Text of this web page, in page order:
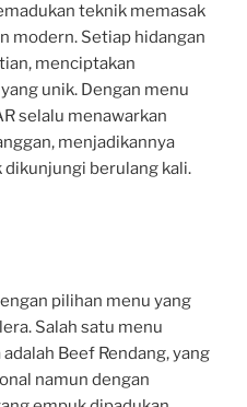
teknik memasak
modern. Setiap hidangan
menciptakan
unik. Dengan menu
selalu menawarkan
menjadikannya
berulang kali.
pilihan menu yang
Salah satu menu
Beef Rendang, yang
namun dengan